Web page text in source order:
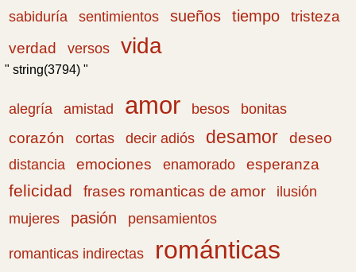
sabiduría sentimientos sueños tiempo
tristeza
verdad
versos vida
" string(3794) "
alegría amistad amor besos
bonitas
corazón
cortas decir adiós desamor deseo
distancia emociones enamorado esperanza
felicidad frases romanticas de amor
ilusión
mujeres
pasión pensamientos
romanticas indirectas románticas